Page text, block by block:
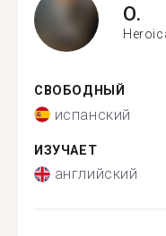
O.
СВОБОДНЫЙ
испанский
ИЗУЧАЕТ
английский